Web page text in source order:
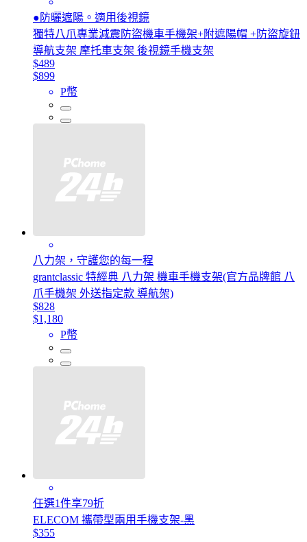
●防曬遮陽。適用後視鏡
獨特八爪專業減震防盜機車手機架+附遮陽帽 +防盜旋鈕
導航支架 摩托車支架 後視鏡手機支架
$489
$899
P幣
八力架，守護您的每一程
grantclassic 特經典 八力架 機車手機支架(官方品牌館 八
爪手機架 外送指定款 導航架)
$828
$1,180
P幣
任選1件享79折
ELECOM 攜帶型兩用手機支架-黑
$355